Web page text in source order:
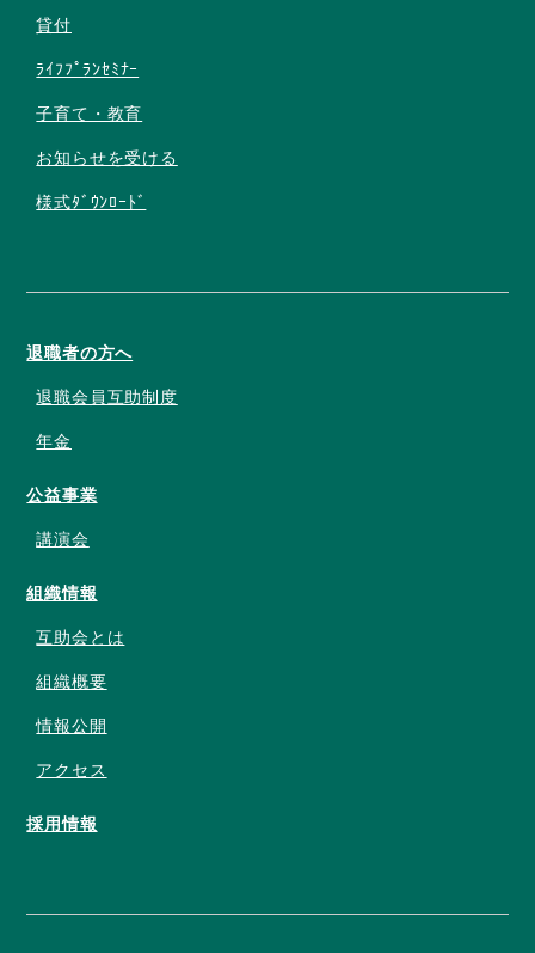
貸付
ﾗｲﾌﾌﾟﾗﾝｾﾐﾅｰ
子育て・教育
お知らせを受ける
様式ﾀﾞｳﾝﾛｰﾄﾞ
退職者の方へ
退職会員互助制度
年金
公益事業
講演会
組織情報
互助会とは
組織概要
情報公開
アクセス
採用情報